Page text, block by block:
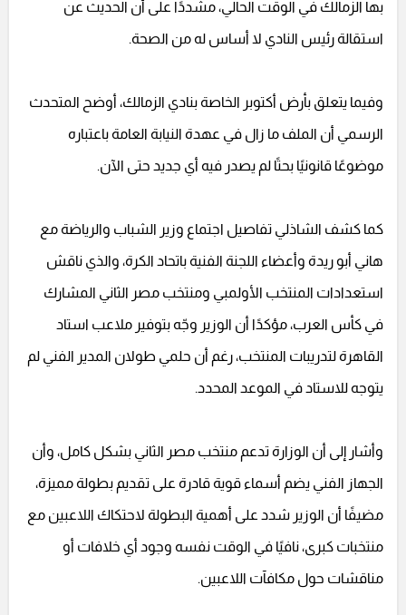
بها الزمالك في الوقت الحالي، مشددًا على أن الحديث عن
استقالة رئيس النادي لا أساس له من الصحة.
وفيما يتعلق بأرض أكتوبر الخاصة بنادي الزمالك، أوضح المتحدث
الرسمي أن الملف ما زال في عهدة النيابة العامة باعتباره
موضوعًا قانونيًا بحتًا لم يصدر فيه أي جديد حتى الآن.
كما كشف الشاذلي تفاصيل اجتماع وزير الشباب والرياضة مع
هاني أبو ريدة وأعضاء اللجنة الفنية باتحاد الكرة، والذي ناقش
استعدادات المنتخب الأولمبي ومنتخب مصر الثاني المشارك
في كأس العرب، مؤكدًا أن الوزير وجّه بتوفير ملاعب استاد
القاهرة لتدريبات المنتخب، رغم أن حلمي طولان المدير الفني لم
يتوجه للاستاد في الموعد المحدد.
وأشار إلى أن الوزارة تدعم منتخب مصر الثاني بشكل كامل، وأن
الجهاز الفني يضم أسماء قوية قادرة على تقديم بطولة مميزة،
مضيفًا أن الوزير شدد على أهمية البطولة لاحتكاك اللاعبين مع
منتخبات كبرى، نافيًا في الوقت نفسه وجود أي خلافات أو
مناقشات حول مكافآت اللاعبين.